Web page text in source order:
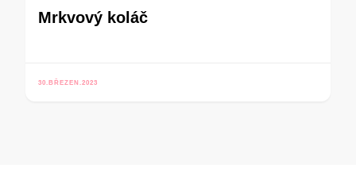
Mrkvový koláč
30.BŘEZEN.2023